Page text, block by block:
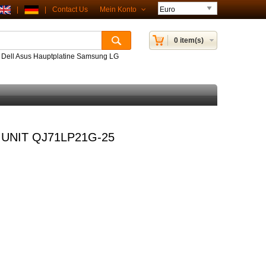
Mein Konto
Contact Us
0 item(s)
Asus Hauptplatine Samsung LG
QJ71LP21G-25